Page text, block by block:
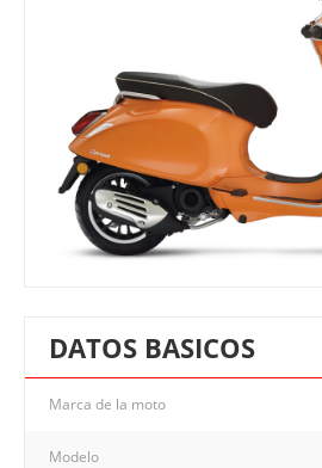
DATOS BASICOS
Marca de la moto
Modelo